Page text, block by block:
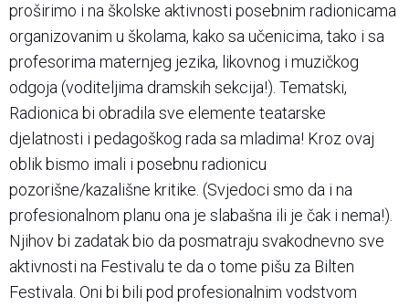
proširimo i na školske aktivnosti posebnim radionicama
organizovanim u školama, kako sa učenicima, tako i sa
profesorima maternjeg jezika, likovnog i muzičkog
odgoja (voditeljima dramskih sekcija!). Tematski,
Radionica bi obradila sve elemente teatarske
djelatnosti i pedagoškog rada sa mladima! Kroz ovaj
oblik bismo imali i posebnu radionicu
pozorišne/kazališne kritike. (Svjedoci smo da i na
profesionalnom planu ona je slabašna ili je čak i nema!).
Njihov bi zadatak bio da posmatraju svakodnevno sve
aktivnosti na Festivalu te da o tome pišu za Bilten
Festivala. Oni bi bili pod profesionalnim vodstvom